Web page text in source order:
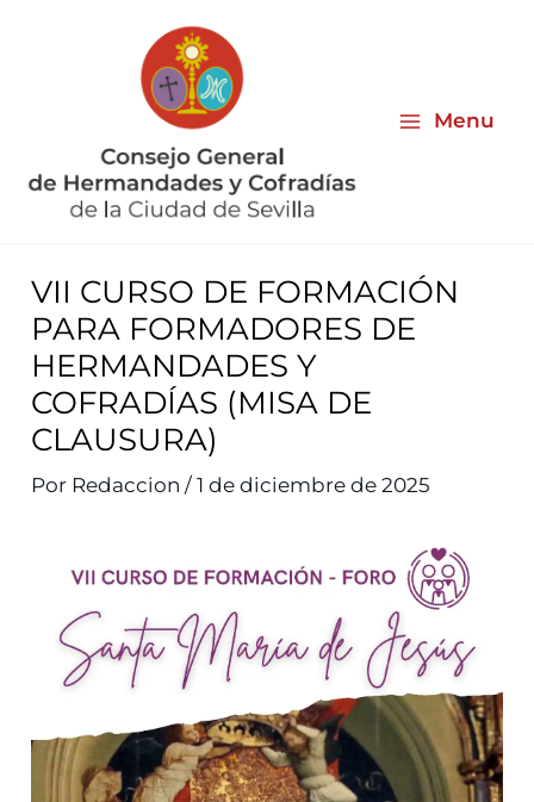
Menu
VII CURSO DE FORMACIÓN
PARA FORMADORES DE
HERMANDADES Y
COFRADÍAS (MISA DE
CLAUSURA)
Por Redaccion/1 de diciembre de 2025